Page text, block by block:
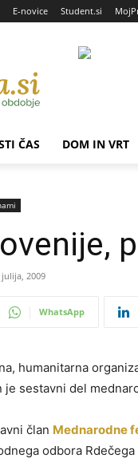
E-novice Student.si
ČAS DOM IN VRT
julija, 2009
WhatsApp
humanitarna
sestavni del
član Mednarodne
odbora